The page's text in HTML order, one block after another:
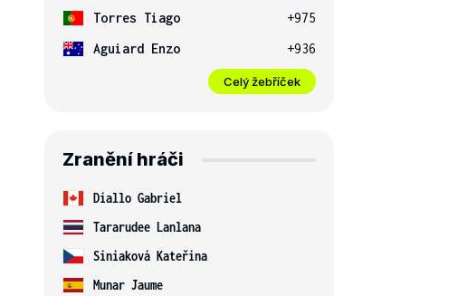
Torres Tiago
+975
Aguiard Enzo
+936
Celý žebříček
Zranění hráči
Diallo Gabriel
Tararudee Lanlana
Siniaková Kateřina
Munar Jaume